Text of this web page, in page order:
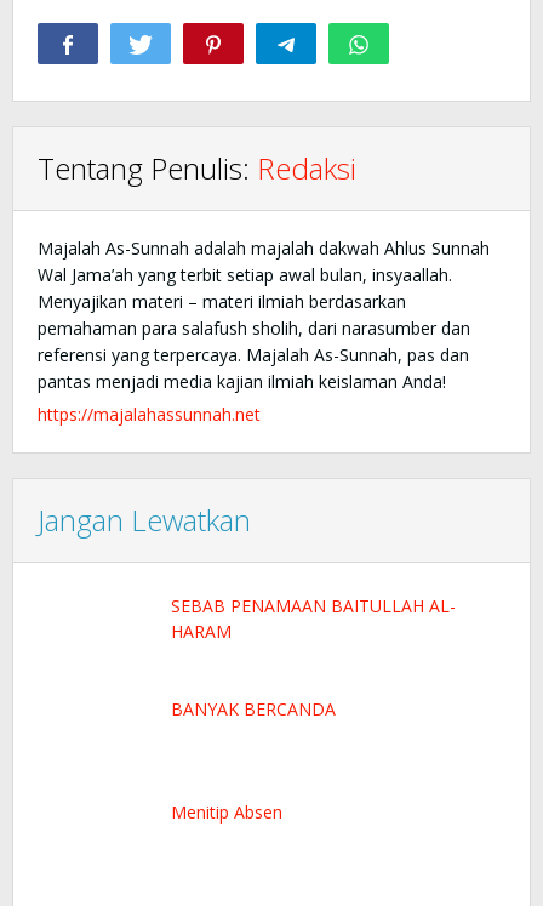
Tentang Penulis: Redaksi
Majalah As-Sunnah adalah majalah dakwah Ahlus Sunnah
Wal Jama’ah yang terbit setiap awal bulan, insyaallah.
Menyajikan materi – materi ilmiah berdasarkan
pemahaman para salafush sholih, dari narasumber dan
referensi yang terpercaya. Majalah As-Sunnah, pas dan
pantas menjadi media kajian ilmiah keislaman Anda!
https://majalahassunnah.net
Jangan Lewatkan
SEBAB PENAMAAN BAITULLAH AL-
HARAM
BANYAK BERCANDA
Menitip Absen